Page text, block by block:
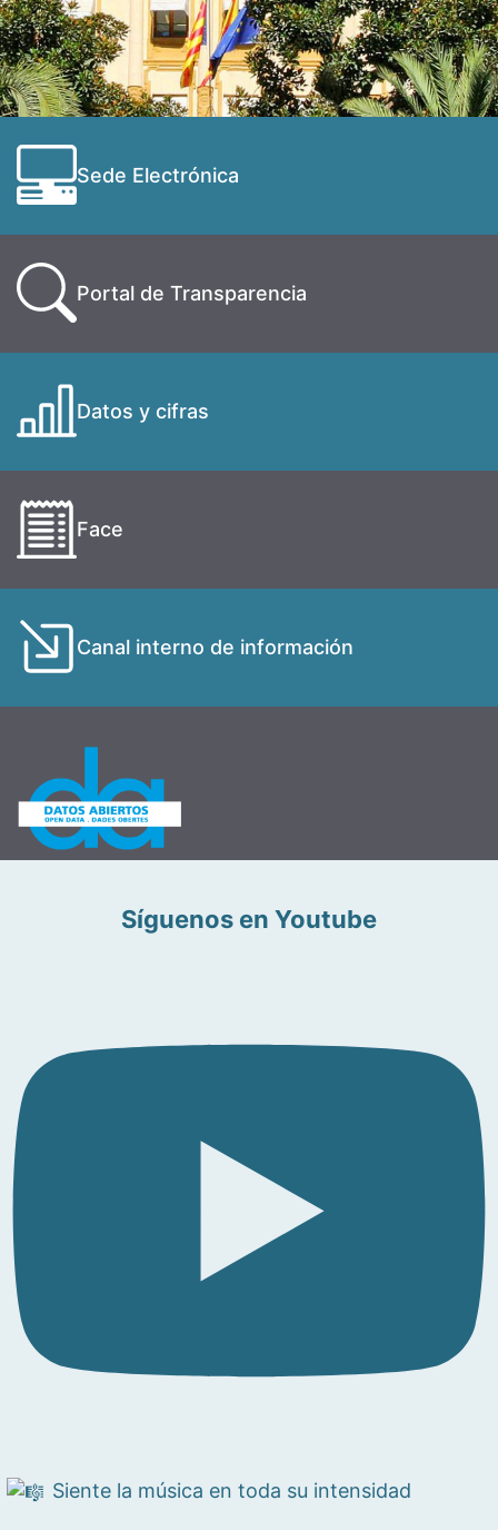
Sede Electrónica
Portal de Transparencia
Datos y cifras
Face
Canal interno de información
Síguenos en Youtube
Siente la música en toda su intensidad